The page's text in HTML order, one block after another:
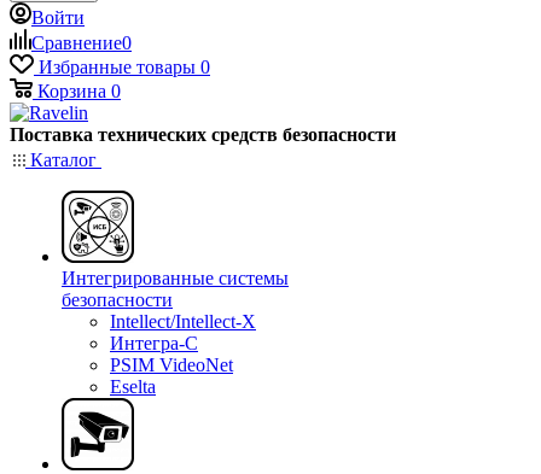
Войти
Сравнение0
Избранные товары 0
Корзина 0
Поставка технических средств безопасности
Каталог
Интегрированные системы
безопасности
Intellect/Intellect-X
Интегра-С
PSIM VideoNet
Eselta